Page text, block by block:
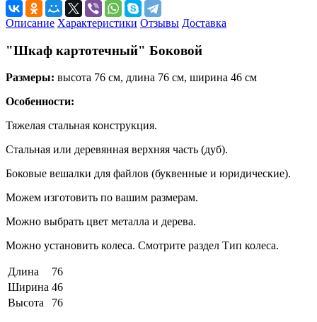
Описание Характеристики Отзывы Доставка
"Шкаф картотечный" Боковой
Размеры: высота 76 см, длина 76 см, ширина 46 см
Особенности:
Тяжелая стальная конструкция.
Стальная или деревянная верхняя часть (дуб).
Боковые вешалки для файлов (буквенные и юридические).
Можем изготовить по вашим размерам.
Можно выбрать цвет металла и дерева.
Можно установить колеса. Смотрите раздел Тип колеса.
Длина
76
Ширина 46
Высота
76